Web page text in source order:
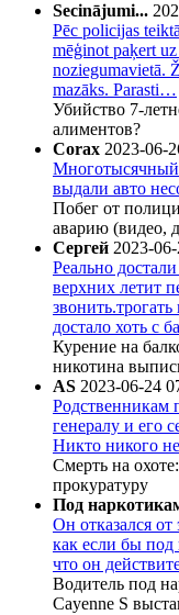
Secinājumi...
Pēc policijas
mēģinot paķert
noziegumavietā.
mazāks. Parasti…
Убийство 7-
алиментов?
Corax 2023-06-
Многотысячный
выдали авто
Побег от
аварию (видео,
Сергей 2023-
Реально
верхних летит
достало хоть с
Курение на
никотина
AS 2023-06-24
Родственникам
генералу и его
Никто никого
Смерть на
прокуратуру
Под
Он отказался от
как если бы под
что он
Водитель под
Cayenne S